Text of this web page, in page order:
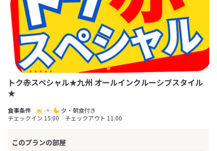
トク赤スペシャル★九州 オールインクルーシブスタイル
★
夕・朝食付き
チェックイン 15:00 チェックアウト 11:00